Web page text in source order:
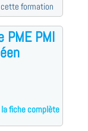
formation
PME PMI
la fiche complète